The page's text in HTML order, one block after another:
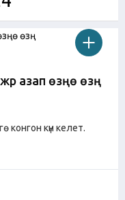
азап өзүңө өзүң
күн келет.